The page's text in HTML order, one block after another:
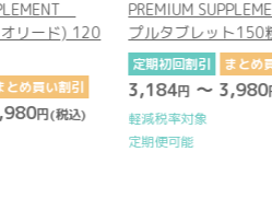
トリ
150粒
円(税込)
ナサリーズ 800mg
2,970円(税込)